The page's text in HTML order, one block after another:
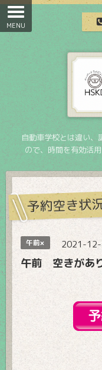
自動車学校とは違い、
ので、時間を有効活
予約空き状
午前× 2021-
午前 空きがあ